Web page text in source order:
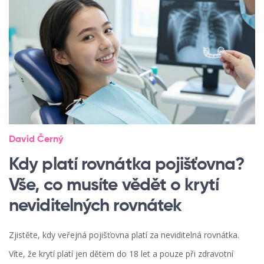
David Černý
Kdy platí rovnátka pojišťovna?
Vše, co musíte vědět o krytí
neviditelných rovnátek
Zjistěte, kdy veřejná pojišťovna platí za neviditelná rovnátka.
Víte, že krytí platí jen dětem do 18 let a pouze při zdravotní